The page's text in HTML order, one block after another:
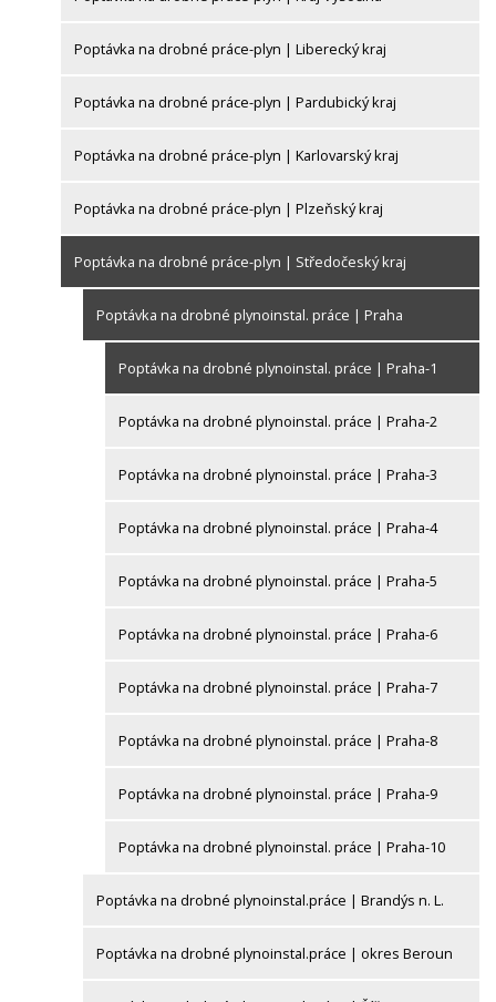
Poptávka na drobné práce-plyn | Liberecký kraj
Poptávka na drobné práce-plyn | Pardubický kraj
Poptávka na drobné práce-plyn | Karlovarský kraj
Poptávka na drobné práce-plyn | Plzeňský kraj
Poptávka na drobné práce-plyn | Středočeský kraj
Poptávka na drobné plynoinstal. práce | Praha
Poptávka na drobné plynoinstal. práce | Praha-1
Poptávka na drobné plynoinstal. práce | Praha-2
Poptávka na drobné plynoinstal. práce | Praha-3
Poptávka na drobné plynoinstal. práce | Praha-4
Poptávka na drobné plynoinstal. práce | Praha-5
Poptávka na drobné plynoinstal. práce | Praha-6
Poptávka na drobné plynoinstal. práce | Praha-7
Poptávka na drobné plynoinstal. práce | Praha-8
Poptávka na drobné plynoinstal. práce | Praha-9
Poptávka na drobné plynoinstal. práce | Praha-10
Poptávka na drobné plynoinstal.práce | Brandýs n. L.
Poptávka na drobné plynoinstal.práce | okres Beroun